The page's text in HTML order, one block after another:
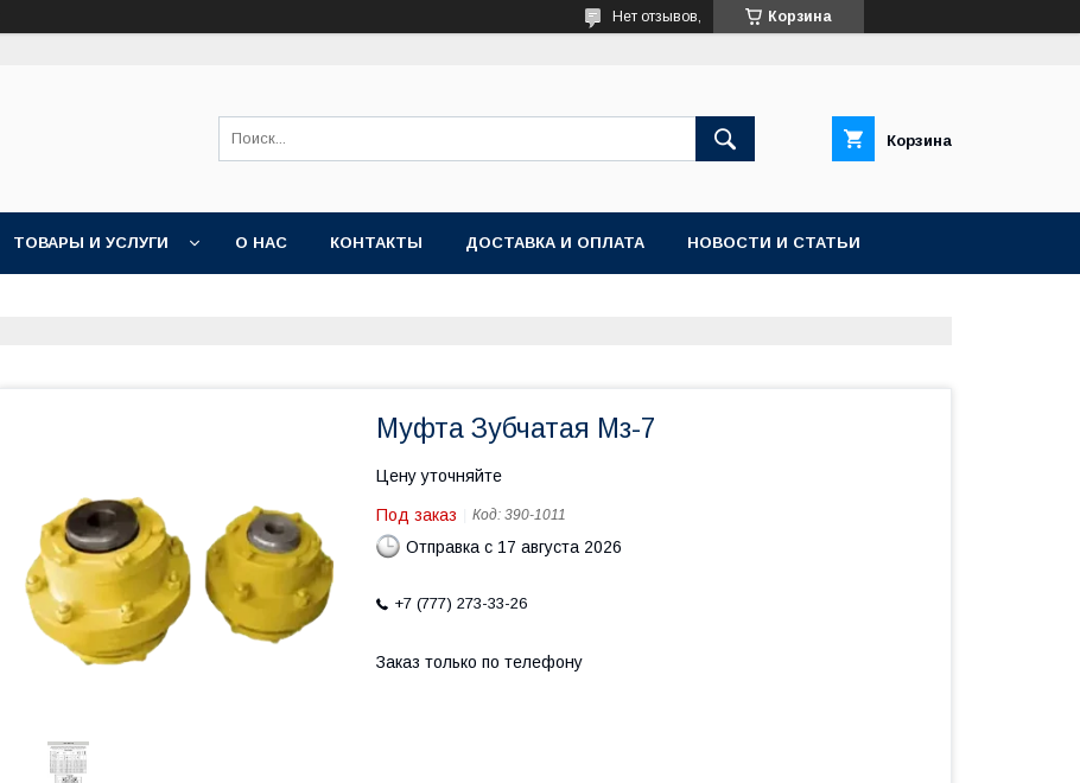
Корзина
Нет отзывов,
Корзина
ТОВАРЫ И УСЛУГИ О НАС КОНТАКТЫ ДОСТАВКА И ОПЛАТА НОВОСТИ И СТАТЬИ
Муфта Зубчатая Мз-7
Цену уточняйте
Под заказ Код: 390-1011
Отправка с 17 августа 2026
+7 (777) 273-33-26
Заказ только по телефону